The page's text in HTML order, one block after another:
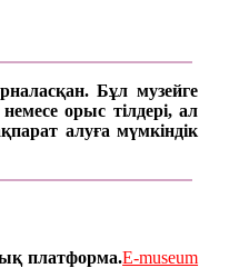
Бұл музейге
орыс тілдері, ал
алуға мүмкіндік
платформа.E-museum